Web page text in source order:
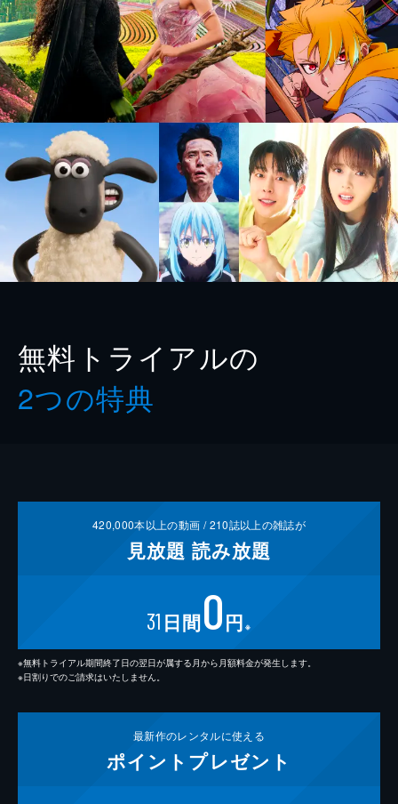
無料トライアルの
2つの特典
420,000本以上の動画 /210誌以上の雑誌が
見放題 読み放題
31 日間0円 ※
※無料トライアル期間終了日の翌日が属する月から月額料金が発生します。
※日割りでのご請求はいたしません。
最新作のレンタルに使える
ポイント プレゼント